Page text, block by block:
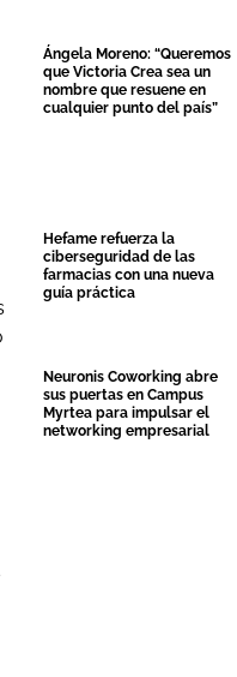
Ángela Moreno: “Queremos
que Victoria Crea sea un
nombre que resuene en
cualquier punto del país”
Hefame refuerza la
ciberseguridad de las
farmacias con una nueva
guía práctica
Neuronis Coworking abre
sus puertas en Campus
Myrtea para impulsar el
networking empresarial